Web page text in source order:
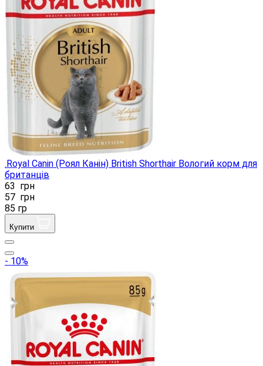
.Royal Canin (Роял Канін) British Shorthair Вологий корм для
британців
63 грн
57 грн
85 гр
Купити
- 10%